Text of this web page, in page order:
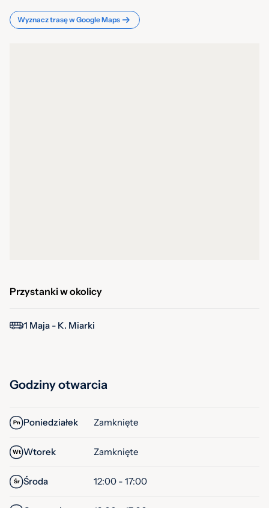
Wyznacz trasę w Google Maps
Przystanki w okolicy
1 Maja - K. Miarki
Godziny otwarcia
Pn Poniedziałek Zamknięte
Wt Wtorek Zamknięte
Śr Środa 12:00 - 17:00